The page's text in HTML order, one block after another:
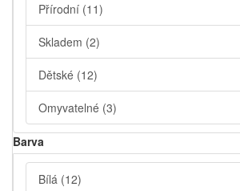
Přírodní (11)
Skladem (2)
Dětské (12)
Omyvatelné (3)
Barva
Bílá (12)